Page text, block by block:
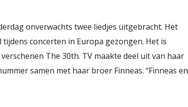
onverwachts twee liedjes uitgebracht. Het
concerten in Europa gezongen. Het is
The 30th. TV maakte deel uit van haar
samen met haar broer Finneas. “Finneas en